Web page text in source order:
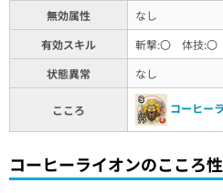
無効属性
なし
有効スキル
斬撃:〇 体技:
状態異常
なし
こころ コーヒー
コーヒーライオンのこころ